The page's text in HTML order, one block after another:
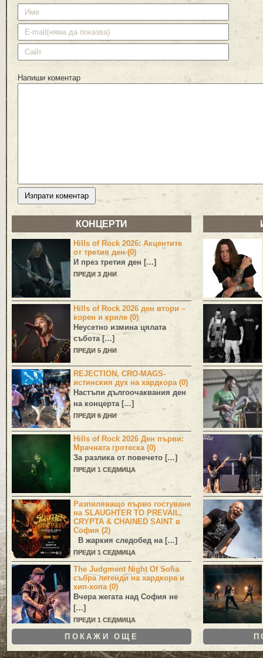
Напиши коментар
КОНЦЕРТИ
Hills of Rock 2026: Акцентите
от третия ден (0)
И през третия ден […]
ПРЕДИ 3 ДНИ
Hills of Rock 2026 ден втори –
корен и криле (0)
Неусетно измина цялата
събота […]
ПРЕДИ 5 ДНИ
REJECTION, CRO-MAGS-
истинския дух на хардкора (0)
Настъпи дългоочаквания ден
на концерта […]
ПРЕДИ 6 ДНИ
Hills of Rock 2026 Ден първи:
Мрачната гротеска (0)
За разлика от повечето […]
ПРЕДИ 1 СЕДМИЦА
Разпиляващо първо гостуване
на SLAUGHTER TO PREVAIL,
CRYPTA & CHAINED SAINT в
София (2)
В жаркия следобед на […]
ПРЕДИ 1 СЕДМИЦА
The Judgment Night Of Sofia
събра легенди на хардкора и
хип-хопа (0)
Вчера жегата над София не
[…]
ПРЕДИ 1 СЕДМИЦА
ПОКАЖИ ОЩЕ